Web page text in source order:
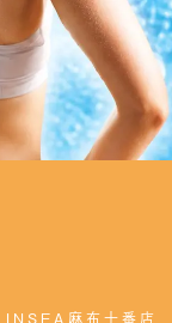
INSEA麻布十番店